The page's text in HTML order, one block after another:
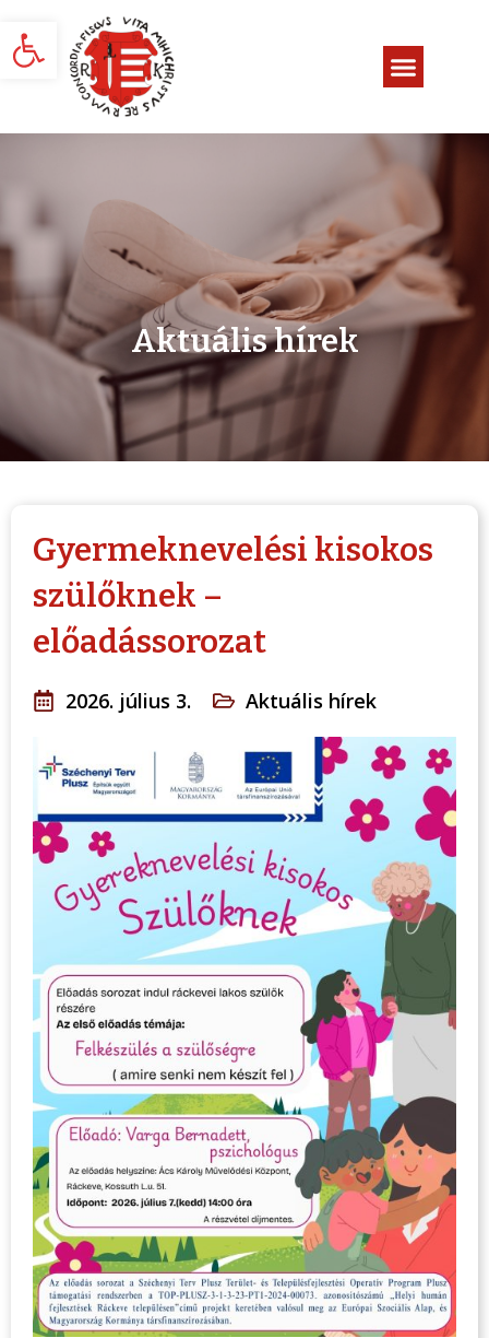
Eszköztár megnyitása
Aktuális hírek
Gyermeknevelési kisokos
szülőknek –
előadássorozat
2026. július 3. Aktuális hírek